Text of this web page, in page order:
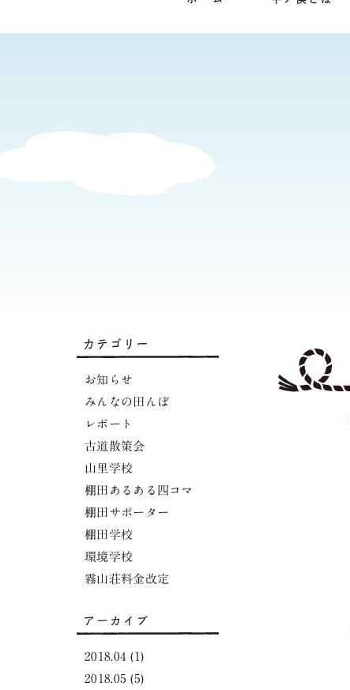
お知らせ
みんなの田んぼ
レポート
古道散策会
山里学校
棚田あるある四コマ
棚田サポーター
棚田学校
環境学校
霧山荘料金改定
2018.04 (1)
2018.05 (5)